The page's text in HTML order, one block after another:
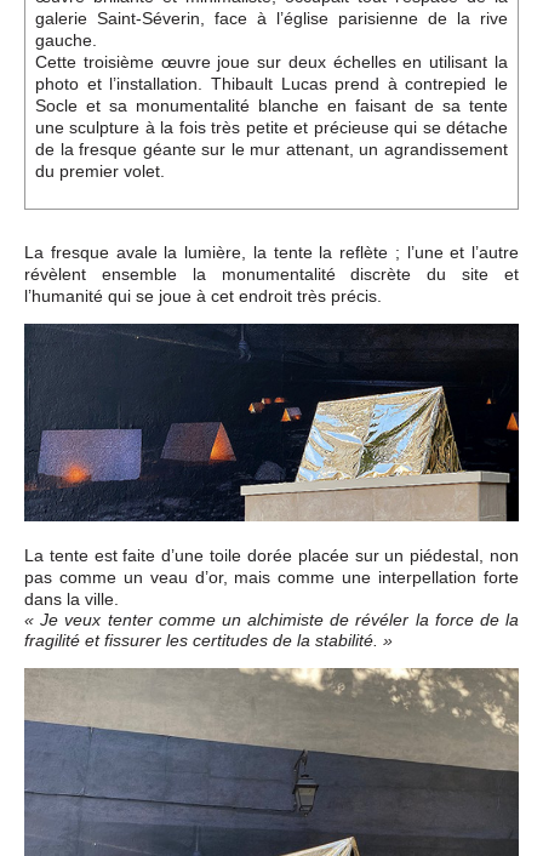
galerie Saint-Séverin, face à l’église parisienne de la rive
gauche.
Cette troisième œuvre joue sur deux échelles en utilisant la
photo et l’installation. Thibault Lucas prend à contrepied le
Socle et sa monumentalité blanche en faisant de sa tente
une sculpture à la fois très petite et précieuse qui se détache
de la fresque géante sur le mur attenant, un agrandissement
du premier volet.
La fresque avale la lumière, la tente la reflète ; l’une et l’autre
révèlent ensemble la monumentalité discrète du site et
l’humanité qui se joue à cet endroit très précis.
La tente est faite d’une toile dorée placée sur un piédestal, non
pas comme un veau d’or, mais comme une interpellation forte
dans la ville.
« Je veux tenter comme un alchimiste de révéler la force de la
fragilité et fissurer les certitudes de la stabilité. »